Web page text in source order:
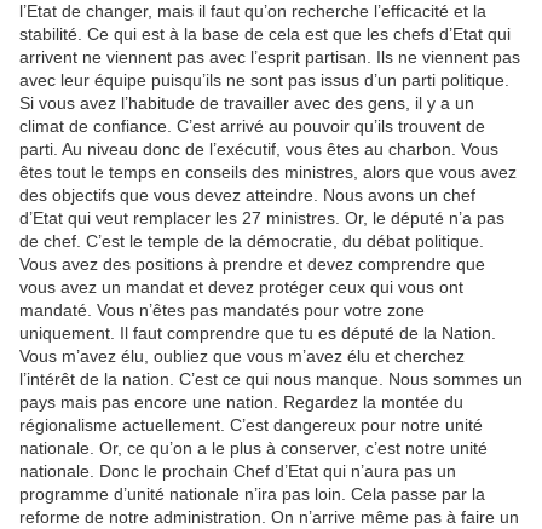
l’Etat de changer, mais il faut qu’on recherche l’efficacité et la
stabilité. Ce qui est à la base de cela est que les chefs d’Etat qui
arrivent ne viennent pas avec l’esprit partisan. Ils ne viennent pas
avec leur équipe puisqu’ils ne sont pas issus d’un parti politique.
Si vous avez l’habitude de travailler avec des gens, il y a un
climat de confiance. C’est arrivé au pouvoir qu’ils trouvent de
parti. Au niveau donc de l’exécutif, vous êtes au charbon. Vous
êtes tout le temps en conseils des ministres, alors que vous avez
des objectifs que vous devez atteindre. Nous avons un chef
d’Etat qui veut remplacer les 27 ministres. Or, le député n’a pas
de chef. C’est le temple de la démocratie, du débat politique.
Vous avez des positions à prendre et devez comprendre que
vous avez un mandat et devez protéger ceux qui vous ont
mandaté. Vous n’êtes pas mandatés pour votre zone
uniquement. Il faut comprendre que tu es député de la Nation.
Vous m’avez élu, oubliez que vous m’avez élu et cherchez
l’intérêt de la nation. C’est ce qui nous manque. Nous sommes un
pays mais pas encore une nation. Regardez la montée du
régionalisme actuellement. C’est dangereux pour notre unité
nationale. Or, ce qu’on a le plus à conserver, c’est notre unité
nationale. Donc le prochain Chef d’Etat qui n’aura pas un
programme d’unité nationale n’ira pas loin. Cela passe par la
reforme de notre administration. On n’arrive même pas à faire un